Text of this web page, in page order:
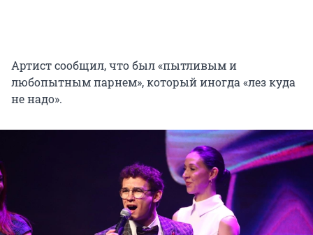
Артист сообщил, что был «пытливым и
любопытным парнем», который иногда «лез куда
не надо».